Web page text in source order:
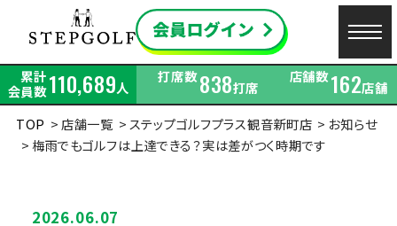
累計
会員数110,689人
打席数838打席
店舗数162店舗
TOP
店舗一覧 ステップゴルフプラス観音新町店
お知らせ
梅雨でもゴルフは上達できる？実は差がつく時期です
2026.06.07